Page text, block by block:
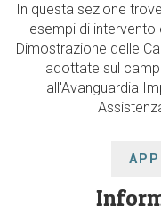
In questa sezione
esempi di intervento
Dimostrazione delle
adottate sul
all'Avanguardia